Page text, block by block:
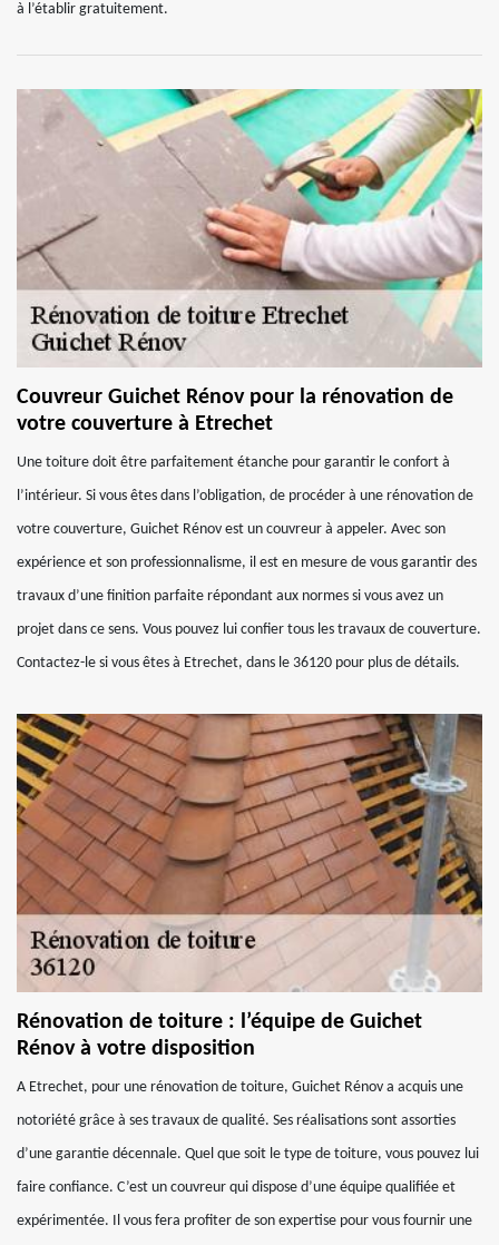
à l’établir gratuitement.
Couvreur Guichet Rénov pour la rénovation de
votre couverture à Etrechet
Une toiture doit être parfaitement étanche pour garantir le confort à
l’intérieur. Si vous êtes dans l’obligation, de procéder à une rénovation de
votre couverture, Guichet Rénov est un couvreur à appeler. Avec son
expérience et son professionnalisme, il est en mesure de vous garantir des
travaux d’une finition parfaite répondant aux normes si vous avez un
projet dans ce sens. Vous pouvez lui confier tous les travaux de couverture.
Contactez-le si vous êtes à Etrechet, dans le 36120 pour plus de détails.
Rénovation de toiture : l’équipe de Guichet
Rénov à votre disposition
A Etrechet, pour une rénovation de toiture, Guichet Rénov a acquis une
notoriété grâce à ses travaux de qualité. Ses réalisations sont assorties
d’une garantie décennale. Quel que soit le type de toiture, vous pouvez lui
faire confiance. C’est un couvreur qui dispose d’une équipe qualifiée et
expérimentée. Il vous fera profiter de son expertise pour vous fournir une